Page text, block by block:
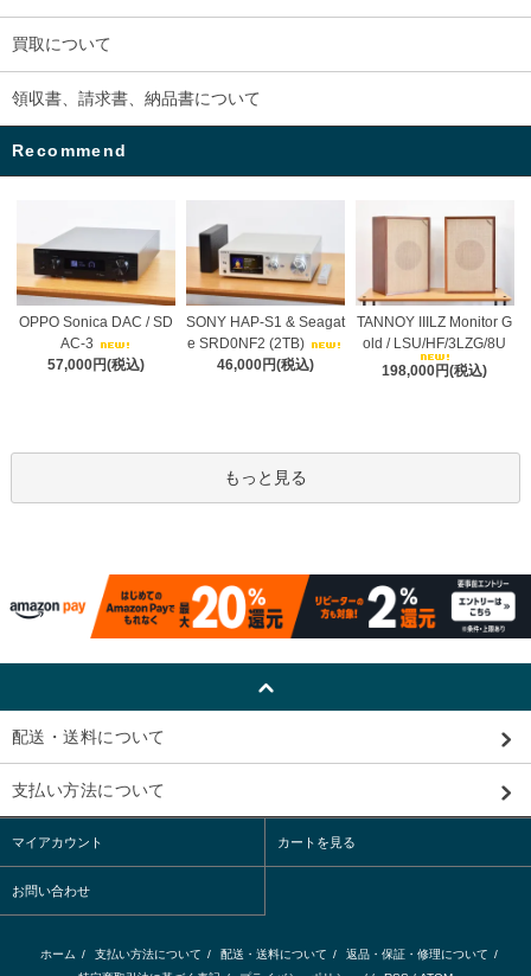
買取について
領収書、請求書、納品書について
Recommend
OPPO Sonica DAC / SD
AC-3
57,000円(税込)
SONY HAP-S1 & Seagat
e SRD0NF2 (2TB)
46,000円(税込)
TANNOY IIILZ Monitor G
old / LSU/HF/3LZG/8U
198,000円(税込)
もっと見る
配送・送料について
支払い方法について
マイアカウント カートを見る
お問い合わせ
ホーム / 支払い方法について / 配送・送料について / 返品・保証・修理について /